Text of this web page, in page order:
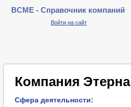
BCME - Справочник компаний
Войти на сайт
Компания
Сфера деятельности: